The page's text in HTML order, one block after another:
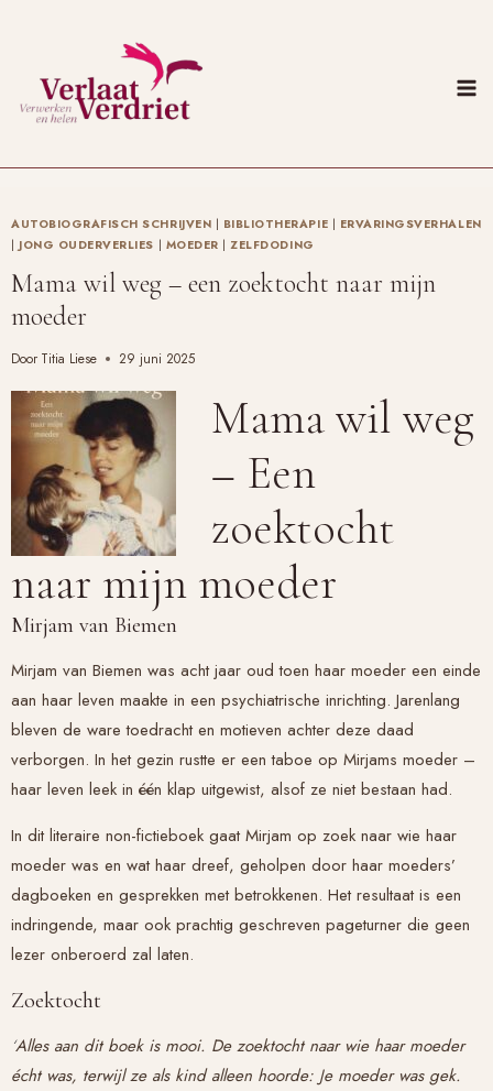
inhoud
AUTOBIOGRAFISCH SCHRIJVEN | BIBLIOTHERAPIE | ERVARINGSVERHALEN
|JONG OUDERVERLIES | MOEDER |ZELFDODING
Mama wil weg – een zoektocht naar mijn
moeder
Door Titia Liese 29 juni 2025
Mama wil weg
– Een
zoektocht
naar mijn moeder
Mirjam van Biemen
Mirjam van Biemen was acht jaar oud toen haar moeder een einde
aan haar leven maakte in een psychiatrische inrichting. Jarenlang
bleven de ware toedracht en motieven achter deze daad
verborgen. In het gezin rustte er een taboe op Mirjams moeder –
haar leven leek in één klap uitgewist, alsof ze niet bestaan had.
In dit literaire non-fictieboek gaat Mirjam op zoek naar wie haar
moeder was en wat haar dreef, geholpen door haar moeders’
dagboeken en gesprekken met betrokkenen. Het resultaat is een
indringende, maar ook prachtig geschreven pageturner die geen
lezer onberoerd zal laten.
Zoektocht
‘Alles aan dit boek is mooi. De zoektocht naar wie haar moeder
écht was, terwijl ze als kind alleen hoorde: Je moeder was gek.